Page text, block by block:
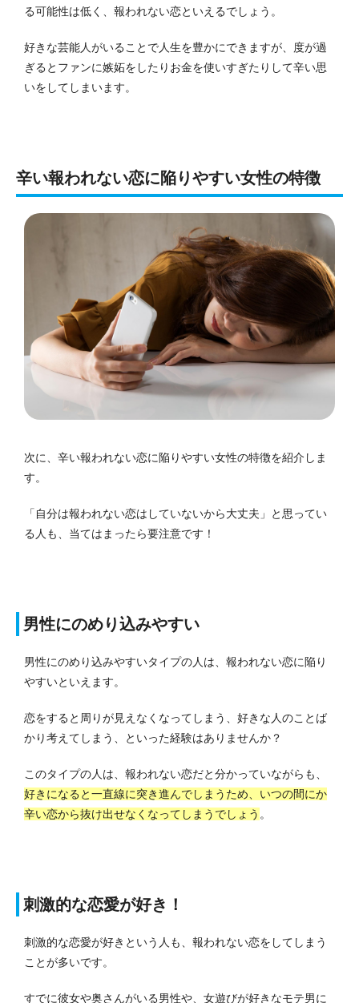
る可能性は低く、報われない恋といえるでしょう。
好きな芸能人がいることで人生を豊かにできますが、度が過
ぎるとファンに嫉妬をしたりお金を使いすぎたりして辛い思
いをしてしまいます。
辛い報われない恋に陥りやすい女性の特徴
次に、辛い報われない恋に陥りやすい女性の特徴を紹介しま
す。
「自分は報われない恋はしていないから大丈夫」と思ってい
る人も、当てはまったら要注意です！
男性にのめり込みやすい
男性にのめり込みやすいタイプの人は、報われない恋に陥り
やすいといえます。
恋をすると周りが見えなくなってしまう、好きな人のことば
かり考えてしまう、といった経験はありませんか？
このタイプの人は、報われない恋だと分かっていながらも、
好きになると一直線に突き進んでしまうため、いつの間にか
辛い恋から抜け出せなくなってしまうでしょう 。
刺激的な恋愛が好き！
刺激的な恋愛が好きという人も、報われない恋をしてしまう
ことが多いです。
すでに彼女や奥さんがいる男性や、女遊びが好きなモテ男に